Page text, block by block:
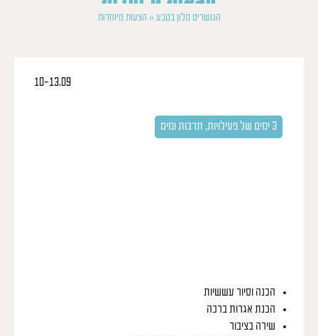
הגושרים מלון בטבע » הצעות מיוחדות
10-13.09
3 ימים של פעילויות, תרבות ומים
הכנה וסיור עששיות
הכנת אגרות ברכה
שירה בציבור